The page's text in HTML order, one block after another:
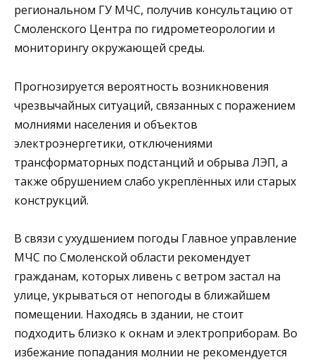
региональном ГУ МЧС, получив консультацию от
Смоленского Центра по гидрометеорологии и
мониторингу окружающей среды.
Прогнозируется вероятность возникновения
чрезвычайных ситуаций, связанных с поражением
молниями населения и объектов
электроэнергетики, отключениями
трансформаторных подстанций и обрыва ЛЭП, а
также обрушением слабо укреплённых или старых
конструкций.
В связи с ухудшением погоды Главное управление
МЧС по Смоленской области рекомендует
гражданам, которых ливень с ветром застал на
улице, укрываться от непогоды в ближайшем
помещении. Находясь в здании, не стоит
подходить близко к окнам и электроприборам. Во
избежание попадания молнии не рекомендуется